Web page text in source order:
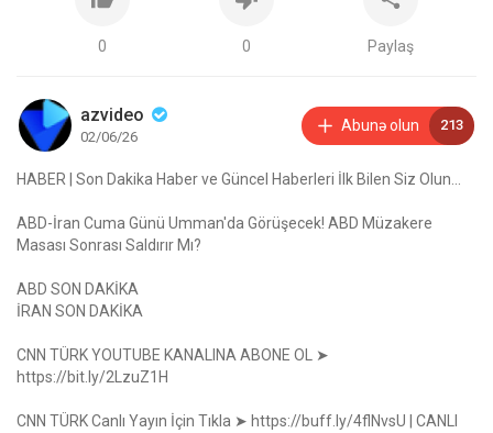
0 0 Paylaş
azvideo
02/06/26
Abunə olun 213
HABER | Son Dakika Haber ve Güncel Haberleri İlk Bilen Siz Olun...
ABD-İran Cuma Günü Umman'da Görüşecek! ABD Müzakere
Masası Sonrası Saldırır Mı?
ABD SON DAKİKA
İRAN SON DAKİKA
CNN TÜRK YOUTUBE KANALINA ABONE OL ➤
https://bit.ly/2LzuZ1H
CNN TÜRK Canlı Yayın İçin Tıkla ➤ https://buff.ly/4flNvsU | CANLI